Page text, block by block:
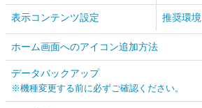
表示コンテンツ設定 推奨環境
ホーム画面へのアイコン追加方法
データバックアップ
※機種変更する前に必ずご確認ください。